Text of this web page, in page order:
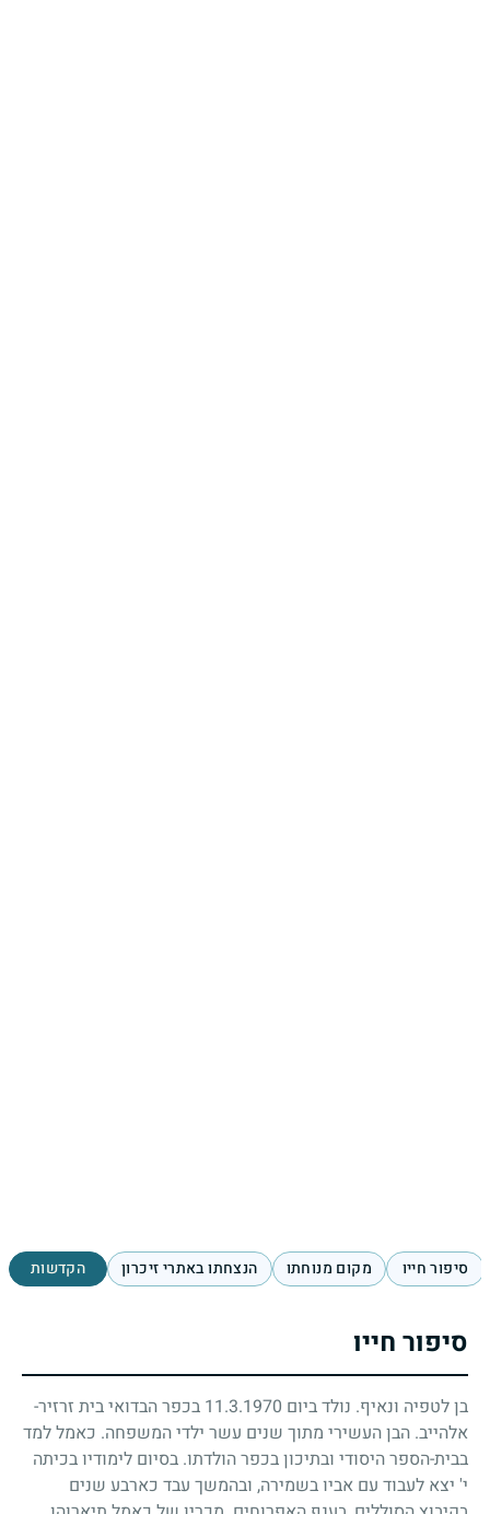
סיפור חייו מקום מנוחתו הנצחתו באתרי זיכרון הקדשות
סיפור חייו
בן לטפיה ונאיף. נולד ביום 11.3.1970 בכפר הבדואי בית זרזיר-
אלהייב. הבן העשירי מתוך שנים עשר ילדי המשפחה. כאמל למד
בבית-הספר היסודי ובתיכון בכפר הולדתו. בסיום לימודיו בכיתה
י' יצא לעבוד עם אביו בשמירה, ובהמשך עבד כארבע שנים